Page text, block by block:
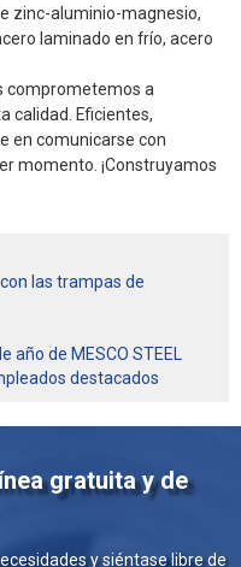
zinc-aluminio-magnesio,
laminado en frío, acero
comprometemos a
calidad. Eficientes,
en comunicarse con
momento. ¡Construyamos
las trampas de
año de MESCO STEEL
destacados
gratuita y de
y siéntase libre de